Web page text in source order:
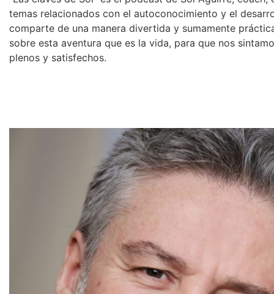
temas relacionados con el autoconocimiento y el
comparte de una manera divertida y sumamente
sobre esta aventura que es la vida, para que nos
plenos y satisfechos.